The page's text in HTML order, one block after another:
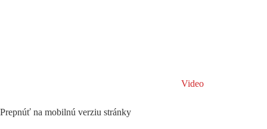
Video
Prepnúť na mobilnú verziu stránky